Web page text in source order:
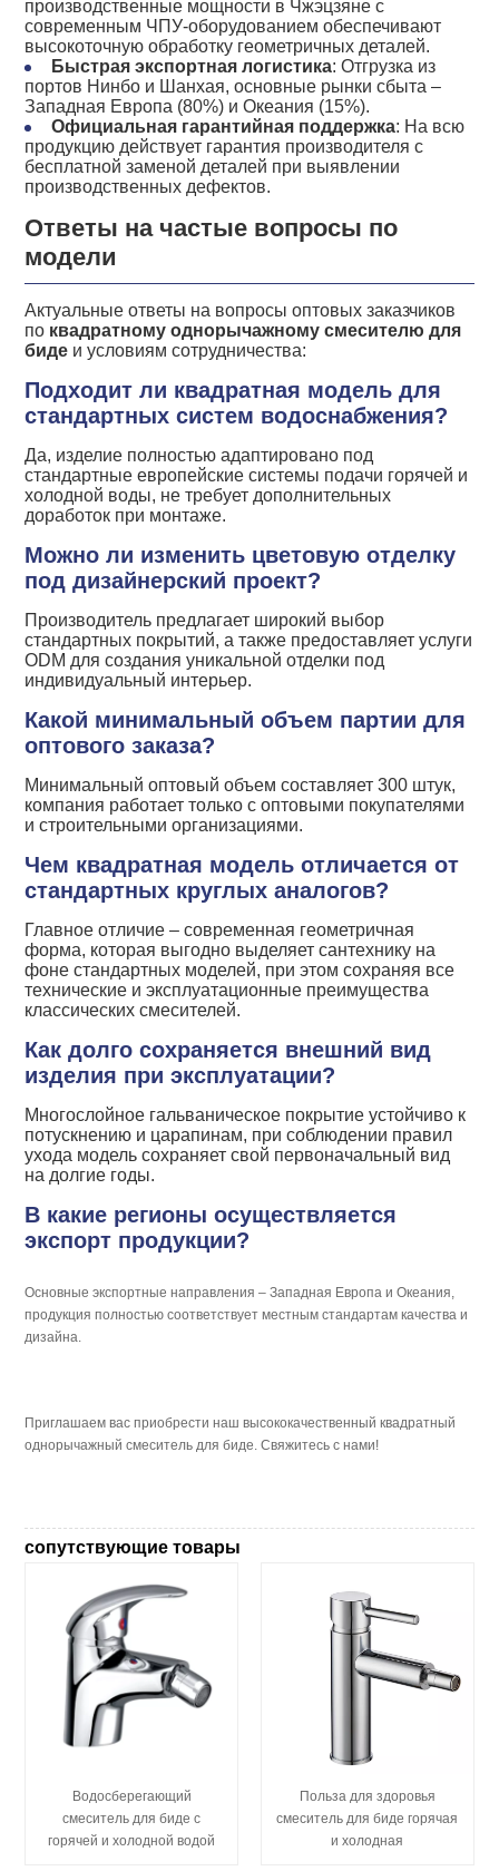
производственные мощности в Чжэцзяне с
современным ЧПУ-оборудованием обеспечивают
высокоточную обработку геометричных деталей.
Быстрая экспортная логистика: Отгрузка из
портов Нинбо и Шанхая, основные рынки сбыта –
Западная Европа (80%) и Океания (15%).
Официальная гарантийная поддержка: На всю
продукцию действует гарантия производителя с
бесплатной заменой деталей при выявлении
производственных дефектов.
Ответы на частые вопросы по
модели
Актуальные ответы на вопросы оптовых заказчиков
по квадратному однорычажному смесителю для
биде и условиям сотрудничества:
Подходит ли квадратная модель для
стандартных систем водоснабжения?
Да, изделие полностью адаптировано под
стандартные европейские системы подачи горячей и
холодной воды, не требует дополнительных
доработок при монтаже.
Можно ли изменить цветовую отделку
под дизайнерский проект?
Производитель предлагает широкий выбор
стандартных покрытий, а также предоставляет услуги
ODM для создания уникальной отделки под
индивидуальный интерьер.
Какой минимальный объем партии для
оптового заказа?
Минимальный оптовый объем составляет 300 штук,
компания работает только с оптовыми покупателями
и строительными организациями.
Чем квадратная модель отличается от
стандартных круглых аналогов?
Главное отличие – современная геометричная
форма, которая выгодно выделяет сантехнику на
фоне стандартных моделей, при этом сохраняя все
технические и эксплуатационные преимущества
классических смесителей.
Как долго сохраняется внешний вид
изделия при эксплуатации?
Многослойное гальваническое покрытие устойчиво к
потускнению и царапинам, при соблюдении правил
ухода модель сохраняет свой первоначальный вид
на долгие годы.
В какие регионы осуществляется
экспорт продукции?
Основные экспортные направления – Западная Европа и Океания,
продукция полностью соответствует местным стандартам качества и
дизайна.
Приглашаем вас приобрести наш высококачественный квадратный
однорычажный смеситель для биде. Свяжитесь с нами!
сопутствующие товары
Водосберегающий
смеситель для биде с
горячей и холодной водой
Польза для здоровья
смеситель для биде горячая
и холодная